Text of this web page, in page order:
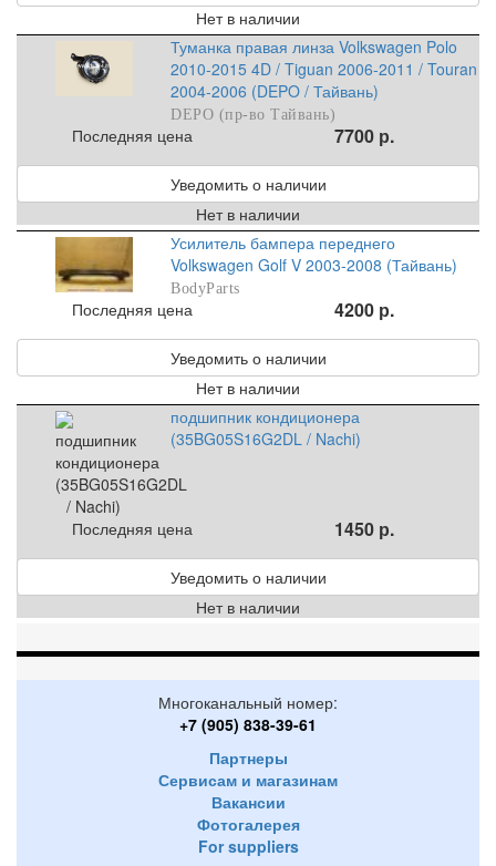
Нет в наличии
Туманка правая линза Volkswagen Polo
2010-2015 4D / Tiguan 2006-2011 / Touran
2004-2006 (DEPO / Тайвань)
DEPO (пр-во Тайвань)
Последняя цена 7700 р.
Уведомить о наличии
Нет в наличии
Усилитель бампера переднего
Volkswagen Golf V 2003-2008 (Тайвань)
BodyParts
Последняя цена 4200 р.
Уведомить о наличии
Нет в наличии
подшипник кондиционера
(35BG05S16G2DL / Nachi)
Последняя цена 1450 р.
Уведомить о наличии
Нет в наличии
Многоканальный номер:
+7 (905) 838-39-61
Партнеры
Сервисам и магазинам
Вакансии
Фотогалерея
For suppliers